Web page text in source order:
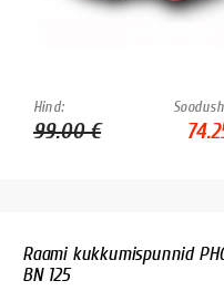
Hind:
99.00 €
Raami kukkumispunnid
BN 125